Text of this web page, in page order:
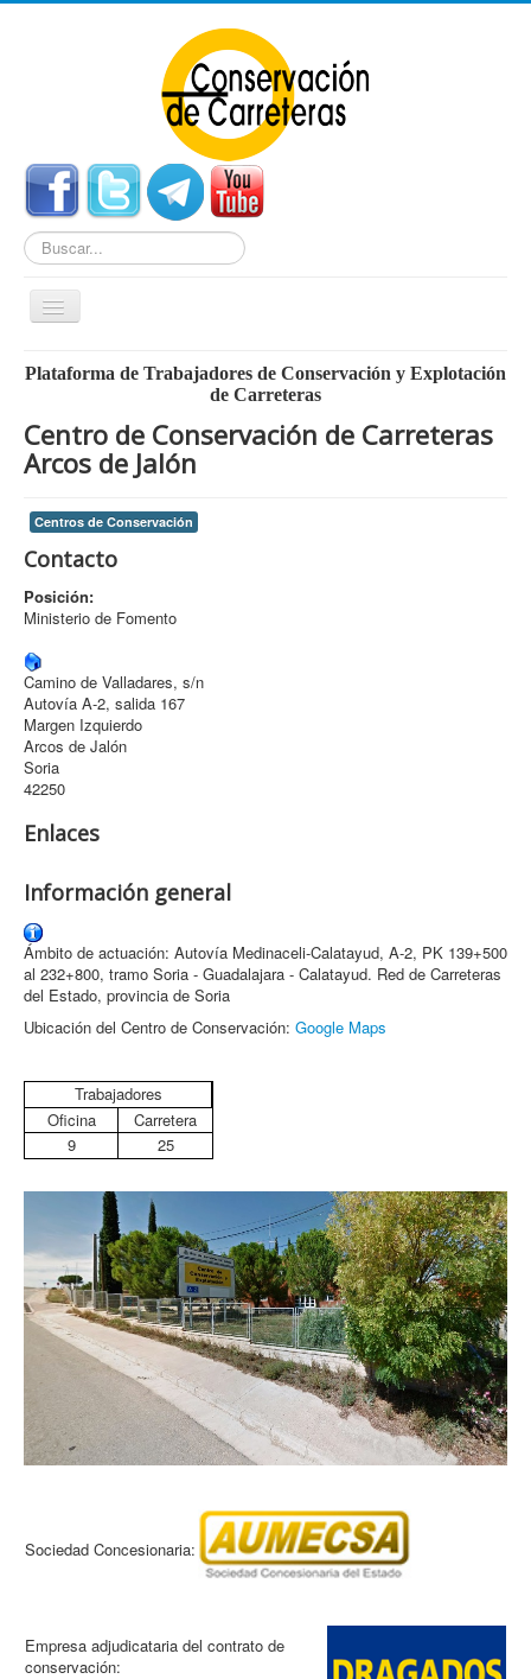
Buscar...
Cambiar
navegación
Home
Centros de Conservación
Enlaces Externos
Archivo
Formularios
Plataforma de Trabajadores de Conservación y Explotación
de Carreteras
Centro de Conservación de Carreteras
Arcos de Jalón
Centros de Conservación
Contacto
Posición:
Ministerio de Fomento
Camino de Valladares, s/n
Autovía A-2, salida 167
Margen Izquierdo
Arcos de Jalón
Soria
42250
Enlaces
Información general
Ámbito de actuación: Autovía Medinaceli-Calatayud, A-2, PK 139+500
al 232+800, tramo Soria - Guadalajara - Calatayud. Red de Carreteras
del Estado, provincia de Soria
Ubicación del Centro de Conservación: Google Maps
Trabajadores
Oficina
Carretera
9
25
Sociedad Concesionaria:
Empresa adjudicataria del contrato de
conservación: